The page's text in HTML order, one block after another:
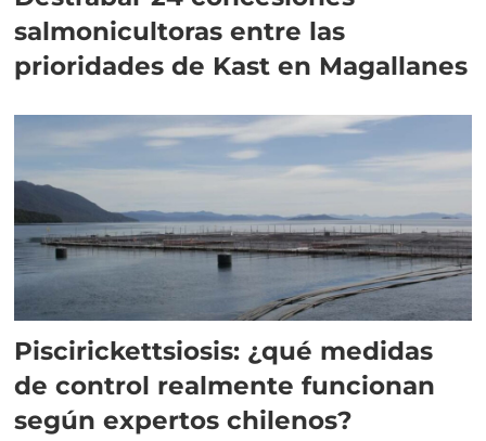
salmonicultoras entre las
prioridades de Kast en Magallanes
Piscirickettsiosis: ¿qué medidas
de control realmente funcionan
según expertos chilenos?